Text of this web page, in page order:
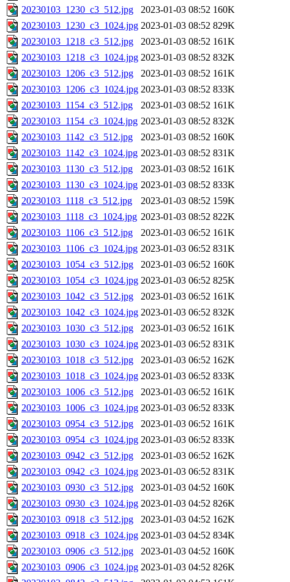
20230103_1230_c3_512.jpg
2023-01-03 08:52 160K
20230103_1230_c3_1024.jpg 2023-01-03 08:52 829K
20230103_1218_c3_512.jpg
2023-01-03 08:52 161K
20230103_1218_c3_1024.jpg 2023-01-03 08:52 832K
20230103_1206_c3_512.jpg
2023-01-03 08:52 161K
20230103_1206_c3_1024.jpg 2023-01-03 08:52 833K
20230103_1154_c3_512.jpg
2023-01-03 08:52 161K
20230103_1154_c3_1024.jpg 2023-01-03 08:52 832K
20230103_1142_c3_512.jpg
2023-01-03 08:52 160K
20230103_1142_c3_1024.jpg 2023-01-03 08:52 831K
20230103_1130_c3_512.jpg
2023-01-03 08:52 161K
20230103_1130_c3_1024.jpg 2023-01-03 08:52 833K
20230103_1118_c3_512.jpg
2023-01-03 08:52 159K
20230103_1118_c3_1024.jpg 2023-01-03 08:52 822K
20230103_1106_c3_512.jpg
2023-01-03 06:52 161K
20230103_1106_c3_1024.jpg 2023-01-03 06:52 831K
20230103_1054_c3_512.jpg
2023-01-03 06:52 160K
20230103_1054_c3_1024.jpg 2023-01-03 06:52 825K
20230103_1042_c3_512.jpg
2023-01-03 06:52 161K
20230103_1042_c3_1024.jpg 2023-01-03 06:52 832K
20230103_1030_c3_512.jpg
2023-01-03 06:52 161K
20230103_1030_c3_1024.jpg 2023-01-03 06:52 831K
20230103_1018_c3_512.jpg
2023-01-03 06:52 162K
20230103_1018_c3_1024.jpg 2023-01-03 06:52 833K
20230103_1006_c3_512.jpg
2023-01-03 06:52 161K
20230103_1006_c3_1024.jpg 2023-01-03 06:52 833K
20230103_0954_c3_512.jpg
2023-01-03 06:52 161K
20230103_0954_c3_1024.jpg 2023-01-03 06:52 833K
20230103_0942_c3_512.jpg
2023-01-03 06:52 162K
20230103_0942_c3_1024.jpg 2023-01-03 06:52 831K
20230103_0930_c3_512.jpg
2023-01-03 04:52 160K
20230103_0930_c3_1024.jpg 2023-01-03 04:52 826K
20230103_0918_c3_512.jpg
2023-01-03 04:52 162K
20230103_0918_c3_1024.jpg 2023-01-03 04:52 834K
20230103_0906_c3_512.jpg
2023-01-03 04:52 160K
20230103_0906_c3_1024.jpg 2023-01-03 04:52 826K